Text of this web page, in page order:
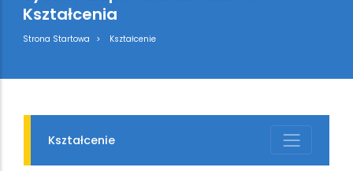
Kształcenia
Breadcrumb
Strona Startowa Kształcenie
Kształcenie